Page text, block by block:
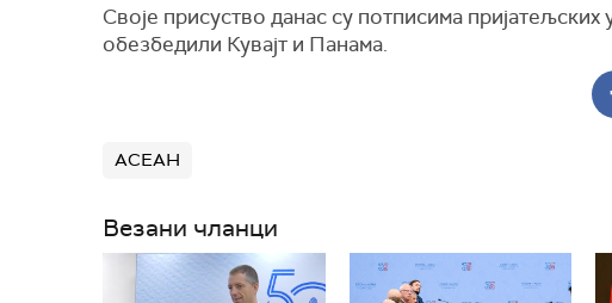
Своје присуство данас су потписима пријатељских
обезбедили Кувајт и Панама.
АСЕАН
Везани чланци